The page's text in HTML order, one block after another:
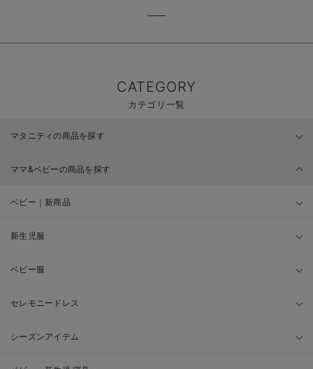
CATEGORY
カテゴリ一覧
マタニティの商品を探す
ママ&ベビーの商品を探す
ベビー｜新商品
新生児服
ベビー服
セレモニードレス
シーズンアイテム